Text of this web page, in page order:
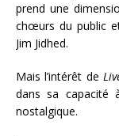
prend une
chœurs du public
Jim Jidhed.
Mais l’intérêt de
dans sa
nostalgique.